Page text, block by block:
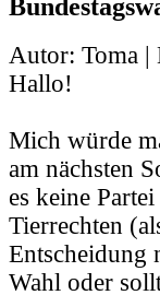
Autor: Toma |
Hallo!
Mich würde
am nächsten
es keine
Tierrechten
Entscheidung
Wahl oder